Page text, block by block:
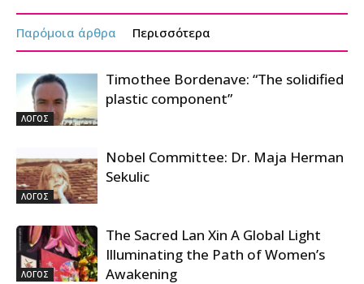
Παρόμοια άρθρα Περισσότερα
ΛΟΓΟΣ
Timothee Bordenave: “The solidified
plastic component”
ΛΟΓΟΣ
Nobel Committee: Dr. Maja Herman
Sekulic
ΛΟΓΟΣ
The Sacred Lan Xin A Global Light
Illuminating the Path of Women’s
Awakening